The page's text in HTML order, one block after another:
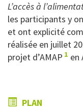
L’accès à
les participants y
et ont explicité
réalisée en juillet
projet d’AMAP 1 en
PLAN